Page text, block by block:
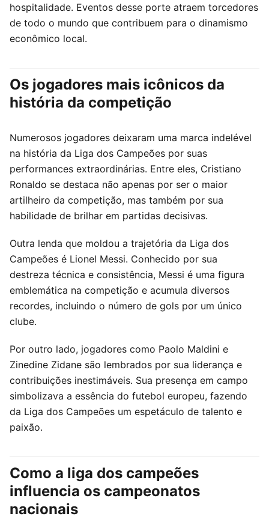
hospitalidade. Eventos desse porte atraem torcedores
de todo o mundo que contribuem para o dinamismo
econômico local.
Os jogadores mais icônicos da
história da competição
Numerosos jogadores deixaram uma marca indelével
na história da Liga dos Campeões por suas
performances extraordinárias. Entre eles, Cristiano
Ronaldo se destaca não apenas por ser o maior
artilheiro da competição, mas também por sua
habilidade de brilhar em partidas decisivas.
Outra lenda que moldou a trajetória da Liga dos
Campeões é Lionel Messi. Conhecido por sua
destreza técnica e consistência, Messi é uma figura
emblemática na competição e acumula diversos
recordes, incluindo o número de gols por um único
clube.
Por outro lado, jogadores como Paolo Maldini e
Zinedine Zidane são lembrados por sua liderança e
contribuições inestimáveis. Sua presença em campo
simbolizava a essência do futebol europeu, fazendo
da Liga dos Campeões um espetáculo de talento e
paixão.
Como a liga dos campeões
influencia os campeonatos
nacionais